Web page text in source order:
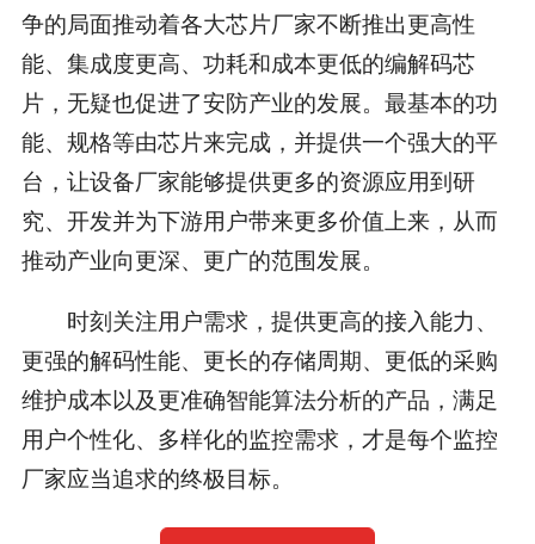
争的局面推动着各大芯片厂家不断推出更高性
能、集成度更高、功耗和成本更低的编解码芯
片，无疑也促进了安防产业的发展。最基本的功
能、规格等由芯片来完成，并提供一个强大的平
台，让设备厂家能够提供更多的资源应用到研
究、开发并为下游用户带来更多价值上来，从而
推动产业向更深、更广的范围发展。
时刻关注用户需求，提供更高的接入能力、
更强的解码性能、更长的存储周期、更低的采购
维护成本以及更准确智能算法分析的产品，满足
用户个性化、多样化的监控需求，才是每个监控
厂家应当追求的终极目标。